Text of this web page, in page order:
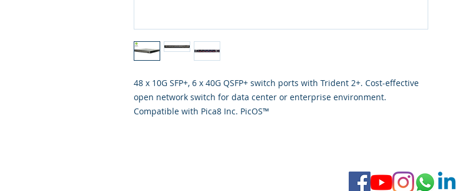
48 x 10G SFP+, 6 x 40G QSFP+ switch ports with Trident 2+. Cost-effective
open network switch for data center or enterprise environment.
Compatible with Pica8 Inc. PicOS™